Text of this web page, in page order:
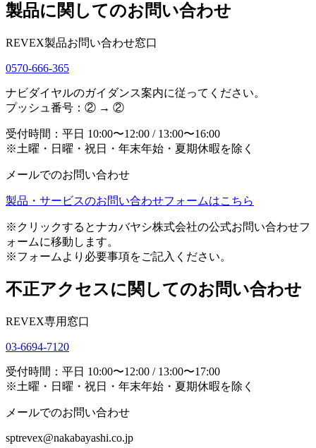
製品に関してのお問い合わせ
REVEX製品お問い合わせ窓口
0570-666-365
ナビダイヤルのガイダンス案内に従ってください。
プッシュ番号：② → ②
受付時間：平日 10:00〜12:00 / 13:00〜16:00
※土曜・日曜・祝日・年末年始・夏期休暇を除く
メールでのお問い合わせ
製品・サービスのお問い合わせフォームはこちら
※クリックするとナカバヤシ株式会社の公式お問い合わせフ
ォームに移動します。
※フォームより必要事項をご記入ください。
不正アクセスに関してのお問い合わせ
REVEX専用窓口
03-6694-7120
受付時間：平日 10:00〜12:00 / 13:00〜17:00
※土曜・日曜・祝日・年末年始・夏期休暇を除く
メールでのお問い合わせ
sptrevex@nakabayashi.co.jp